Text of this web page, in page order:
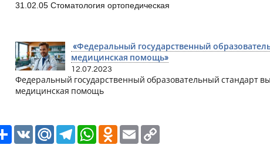
31.02.05 Стоматология ортопедическая
«Федеральный государственный
медицинская помощь»
12.07.2023
Федеральный государственный образовательный стандарт
медицинская помощь
РесурсVK Mail.Ru TelegramWhatsAppOdnoklassniki
Email